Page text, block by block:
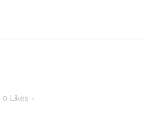
0 Likes